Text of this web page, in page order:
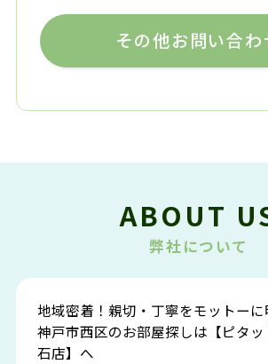
その他お問い合わ
ABOUT
弊社について
地域密着！親切・丁寧をモットーに
神戸市西区のお部屋探しは【ピタ
石店】へ